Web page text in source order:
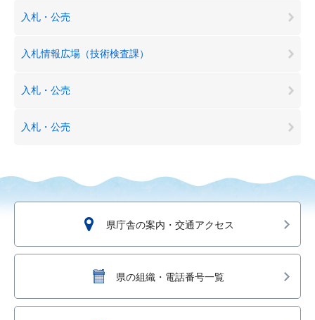
入札・公売
入札情報広場（技術検査課）
入札・公売
入札・公売
県庁舎の案内・交通アクセス
県の組織・電話番号一覧